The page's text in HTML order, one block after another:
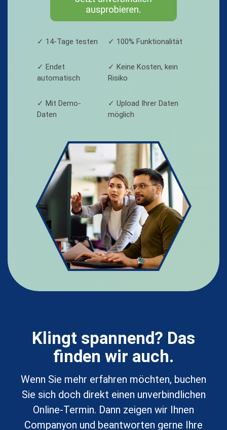
✓ 14-Tage testen ✓ 100% Funktionalität
✓ Endet
automatisch
✓ Keine Kosten, kein
Risiko
✓ Mit Demo-
Daten
✓ Upload Ihrer Daten
möglich
Klingt spannend? Das
finden wir auch.
Wenn Sie mehr erfahren möchten, buchen
Sie sich doch direkt einen unverbindlichen
Online-Termin. Dann zeigen wir Ihnen
Companyon und beantworten gerne Ihre